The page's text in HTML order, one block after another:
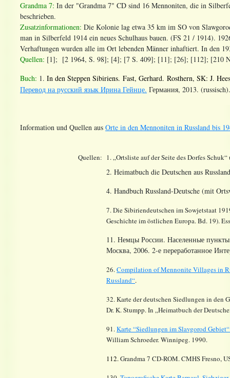
Grandma 7: In der "Grandma 7" CD sind 16 Mennoniten, die in
beschrieben.
Zusatzinformationen: Die Kolonie lag etwa 35 km im SO von
man in Silberfeld 1914 ein neues Schulhaus bauen. (FS 21 / 1914).
Verhaftungen wurden alle im Ort lebenden Männer inhaftiert. In den
Quellen: [1]; [2 1964, S. 98]; [4]; [7 S. 409]; [11]; [26]; [112]; [210
Buch: 1. In den Steppen Sibiriens. Fast, Gerhard. Rosthern, SK: J.
Перевод на русский язык Ирина Гейнце. Германия, 2013. (russisch).
Information und Quellen aus Orte in den Mennoniten in Russland bis
Quellen: 1. „Ortsliste auf der Seite des Dorfes
2. Heimatbuch die Deutschen aus
4. Handbuch Russland-Deutsche (mit
7. DieSibiriendeutschen im Sowjetstaat
Geschichte im östlichen Europa. Bd. 19).
11. Немцы России. Населенные
Москва, 2006. 2-е переработанное
26.Compilation of Mennonite Villages in
Russland“.
32. Karte der deutschen Siedlungen in den
Dr. K.Stumpp. In „Heimatbuch der
91.Karte “Siedlungen imSlavgorod
William Schroeder. Winnipeg. 1990.
112.Grandma 7 CD-ROM. CMHS Fresno,